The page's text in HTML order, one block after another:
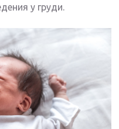
у груди.